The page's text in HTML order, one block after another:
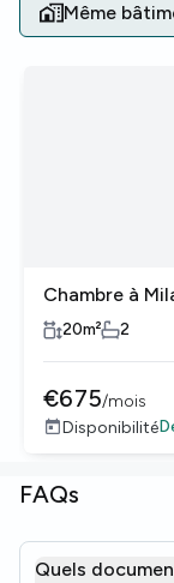
Même
Chambre à
20m² 2
€675/mois
Disponibilité
FAQs
Quels